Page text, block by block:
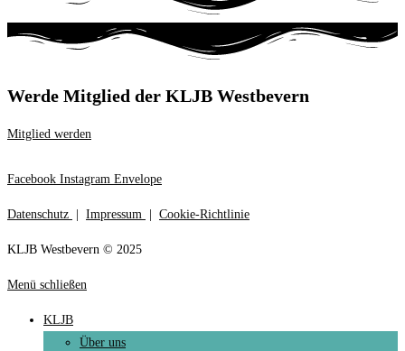
Werde Mitglied der KLJB Westbevern
Mitglied werden
Facebook Instagram Envelope
Datenschutz Impressum Cookie-Richtlinie
KLJB Westbevern © 2025
Menü schließen
KLJB
Über uns